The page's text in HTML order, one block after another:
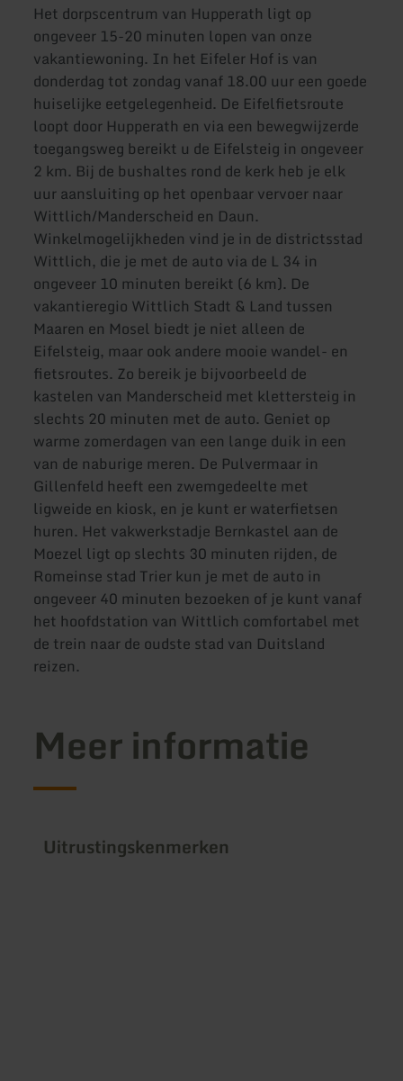
Het dorpscentrum van Hupperath ligt op
ongeveer 15-20 minuten lopen van onze
vakantiewoning. In het Eifeler Hof is van
donderdag tot zondag vanaf 18.00 uur een goede
huiselijke eetgelegenheid. De Eifelfietsroute
loopt door Hupperath en via een bewegwijzerde
toegangsweg bereikt u de Eifelsteig in ongeveer
2 km. Bij de bushaltes rond de kerk heb je elk
uur aansluiting op het openbaar vervoer naar
Wittlich/Manderscheid en Daun.
Winkelmogelijkheden vind je in de districtsstad
Wittlich, die je met de auto via de L 34 in
ongeveer 10 minuten bereikt (6 km). De
vakantieregio Wittlich Stadt & Land tussen
Maaren en Mosel biedt je niet alleen de
Eifelsteig, maar ook andere mooie wandel- en
fietsroutes. Zo bereik je bijvoorbeeld de
kastelen van Manderscheid met klettersteig in
slechts 20 minuten met de auto. Geniet op
warme zomerdagen van een lange duik in een
van de naburige meren. De Pulvermaar in
Gillenfeld heeft een zwemgedeelte met
ligweide en kiosk, en je kunt er waterfietsen
huren. Het vakwerkstadje Bernkastel aan de
Moezel ligt op slechts 30 minuten rijden, de
Romeinse stad Trier kun je met de auto in
ongeveer 40 minuten bezoeken of je kunt vanaf
het hoofdstation van Wittlich comfortabel met
de trein naar de oudste stad van Duitsland
reizen.
Meer informatie
Uitrustingskenmerken